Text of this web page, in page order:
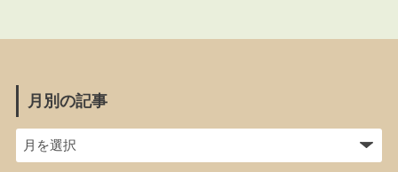
月別の記事